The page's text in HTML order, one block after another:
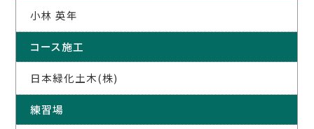
小林 英年
コース施工
日本緑化土木(株)
練習場